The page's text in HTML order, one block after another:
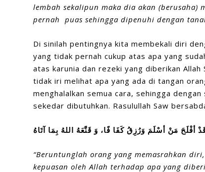
lembah sekalipun maka dia akan (berusaha)
pernah puas sehingga dipenuhi dengan
Di sinilah pentingnya kita membekali diri
yang tidak pernah cukup atas apa yang
atas karunia dan rezeki yang diberikan
tidak iri melihat apa yang ada di tangan
menghalalkan semua cara, sehingga
sekedar dibutuhkan. Rasulullah Saw
أفْلَحَ مَنْ أسْلَمَ وَرُزِقُ كَفَا فًا، وَ قَنَّعَهُ اللهُ بِمَا آتَاهُ
“Beruntunglah orang yang memasrahkan
kepuasan oleh Allah terhadap apa yang